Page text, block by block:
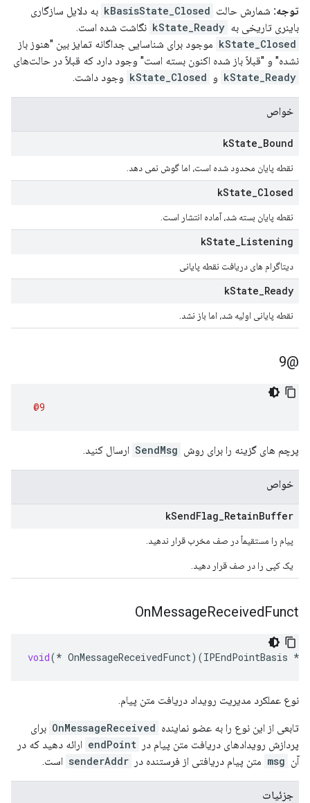
توجه: شمارش حالت kBasisState_Closed به دلایل سازگاری
باینری تاریخی به kState_Ready نگاشت شده است.
kState_Closed موجود برای شناسایی جداگانه تمایز بین "هنوز باز
نشده" و "قبلاً باز شده اکنون بسته است" وجود دارد که قبلاً در حالت‌های
kState_Ready و kState_Closed وجود داشت.
خواص
kState Bound
نقطه پایان محدود شده است، اما گوش نمی دهد.
kState Closed
نقطه پایان بسته شد، آماده انتشار است.
kState Listening
دیتاگرام های دریافت نقطه پایانی
kState Ready
نقطه پایانی اولیه شد، اما باز نشد.
@9
@9
پرچم های گزینه را برای روش SendMsg ارسال کنید.
خواص
kSendFlag RetainBuffer
پیام را مستقیماً در صف مخرب قرار ندهید.
یک کپی را در صف قرار دهید.
OnMessageReceivedFunct
void(* OnMessageReceivedFunct)(IPEndPointBasis *
نوع عملکرد مدیریت رویداد دریافت متن پیام.
تابعی از این نوع را به عضو نماینده OnMessageReceived برای
پردازش رویدادهای دریافت متن پیام در endPoint ارائه دهید که در
آن msg متن پیام دریافتی از فرستنده در senderAddr است.
جزئیات